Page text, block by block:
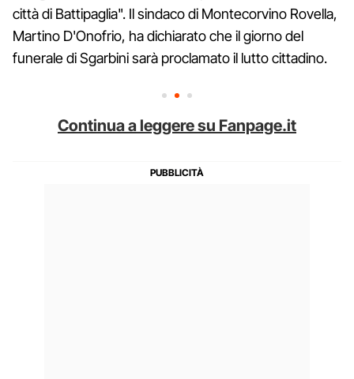
città di Battipaglia". Il sindaco di Montecorvino Rovella,
Martino D'Onofrio, ha dichiarato che il giorno del
funerale di Sgarbini sarà proclamato il lutto cittadino.
Continua a leggere su Fanpage.it